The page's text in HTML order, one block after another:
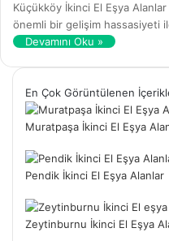
Küçükköy İkinci El Eşya
önemli bir gelişim hassasiyeti
Devamını Oku »
En Çok Görüntülenen
Muratpaşa İkinci El Eşya
Pendik İkinci El Eşya Alanlar
Zeytinburnu İkinci El Eşya